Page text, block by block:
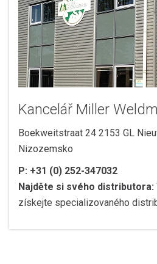
Kancelář Miller
Boekweitstraat 24 2153 GL
Nizozemsko
P: +31 (0) 252-347032
Najděte si svého distributora:
získejte specializovaného